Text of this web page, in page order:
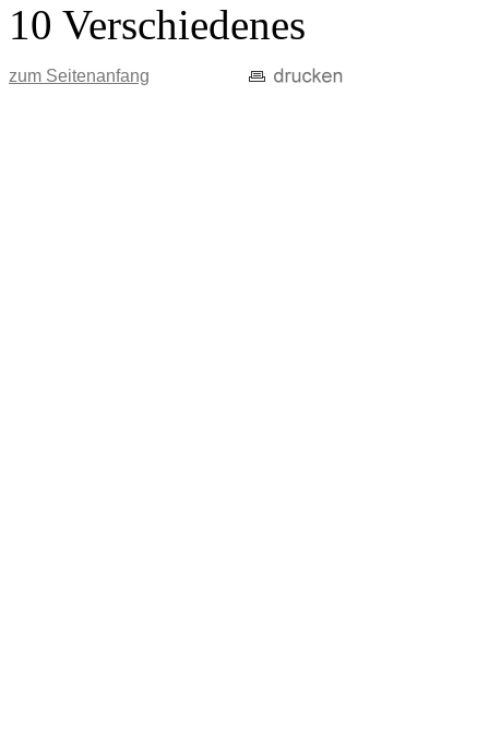
10 Verschiedenes
zum Seitenanfang